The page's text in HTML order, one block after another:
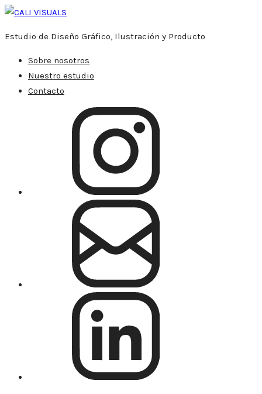
Estudio de Diseño Gráfico, Ilustración y Producto
Sobre nosotros
Nuestro estudio
Contacto